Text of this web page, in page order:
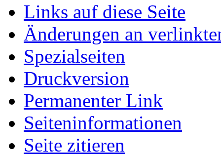
Links auf diese Seite
Änderungen an
Spezialseiten
Druckversion
Permanenter Link
Seiten­informationen
Seite zitieren